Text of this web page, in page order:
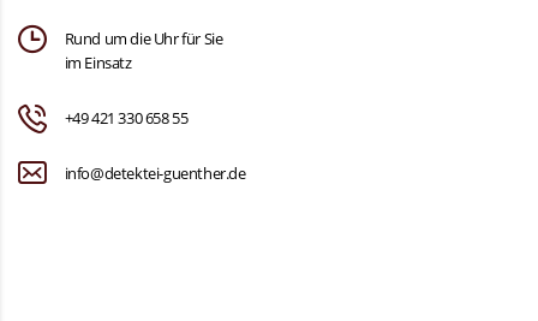
Rund um die Uhr für Sie
im Einsatz
+49 421 330 658 55
info@detektei-guenther.de